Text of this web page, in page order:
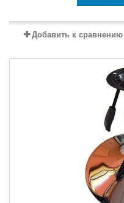
Добавить к сравнению